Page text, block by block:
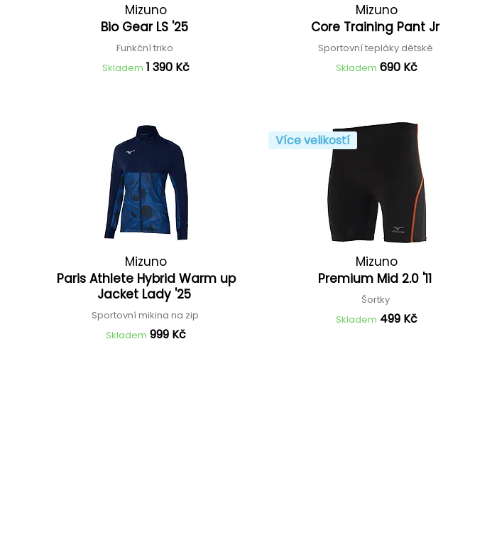
Mizuno
Bio Gear LS '25
Funkční triko
Skladem 1 390 Kč
Mizuno
Core Training Pant Jr
Sportovní tepláky dětské
Skladem 690 Kč
Mizuno
Paris Athlete Hybrid Warm up
Jacket Lady '25
Sportovní mikina na zip
Skladem 999 Kč
Více velikostí
Mizuno
Premium Mid 2.0 '11
Šortky
Skladem 499 Kč